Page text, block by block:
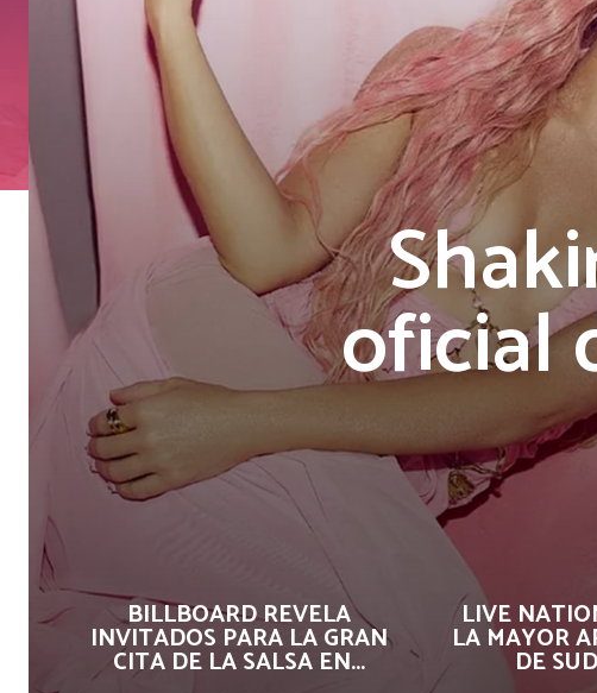
oficial
BILLBOARD REVELA
INVITADOS PARA LA GRAN
CITA DE LA SALSA EN...
LIVE
LA MAYOR
DE